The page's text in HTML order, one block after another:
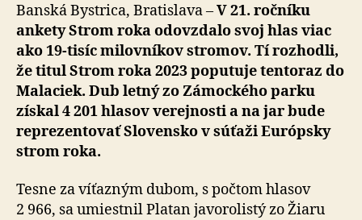
Banská Bystrica, Bratislava –V 21. ročníku
ankety Strom roka odovzdalo svoj hlas viac
ako 19-tisíc milovníkov stromov. Tí rozhodli,
že titul Strom roka 2023 poputuje tentoraz do
Malaciek. Dub letný zo Zámockého parku
získal 4 201 hlasov verejnosti a na jar bude
reprezentovať Slovensko v súťaži Európsky
strom roka.
Tesne za víťazným dubom, s počtom hlasov
2 966, sa umiestnil Platan javorolistý zo Žiaru